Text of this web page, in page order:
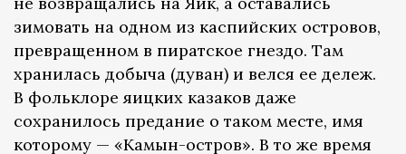
зимовать на одном из каспийских островов,
превращенном в пиратское гнездо. Там
хранилась добыча (дуван) и велся ее дележ.
В фольклоре яицких казаков даже
сохранилось предание о таком месте, имя
которому — «Камын-остров». В то же время